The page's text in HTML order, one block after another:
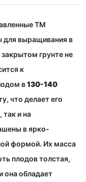
ТМ
для выращивания в
грунте не
к
в130-140
что делает его
и на
в ярко-
формой. Их масса
плодов толстая,
она обладает